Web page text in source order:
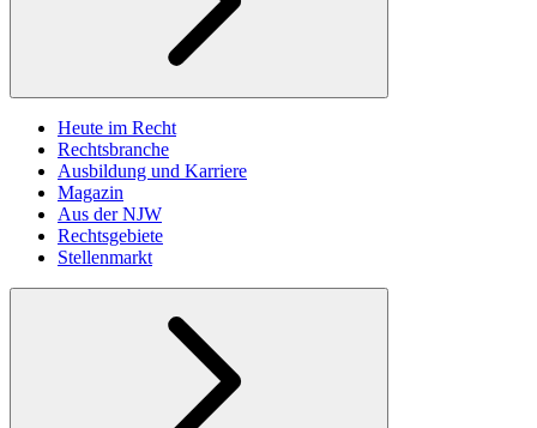
Heute im Recht
Rechtsbranche
Ausbildung und Karriere
Magazin
Aus der NJW
Rechtsgebiete
Stellenmarkt